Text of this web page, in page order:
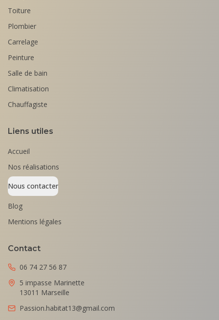
Toiture
Plombier
Carrelage
Peinture
Salle de bain
Climatisation
Chauffagiste
Liens utiles
Accueil
Nos réalisations
Nous contacter
Blog
Mentions légales
Contact
06 74 27 56 87
5 impasse Marinette
13011 Marseille
Passion.habitat13@gmail.com